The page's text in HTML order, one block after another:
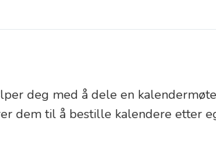
deg med å dele en
dem til å bestille kalendere etter